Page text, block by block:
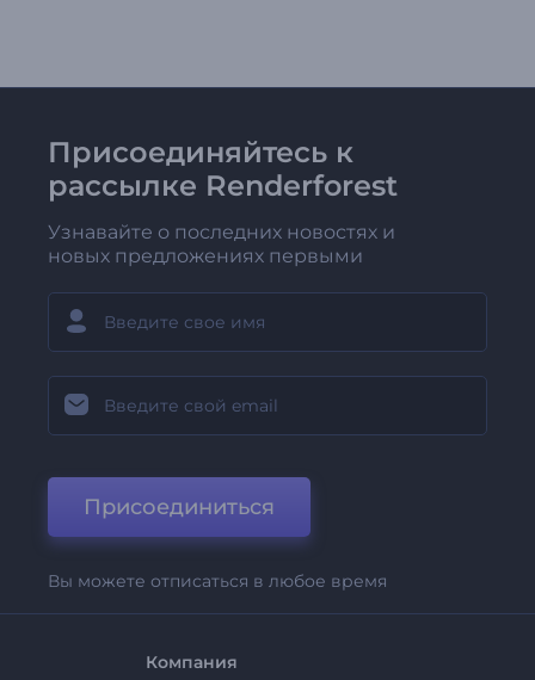
Присоединяйтесь к
рассылке Renderforest
Узнавайте о последних новостях и
новых предложениях первыми
Присоединиться
Вы можете отписаться в любое время
Компания